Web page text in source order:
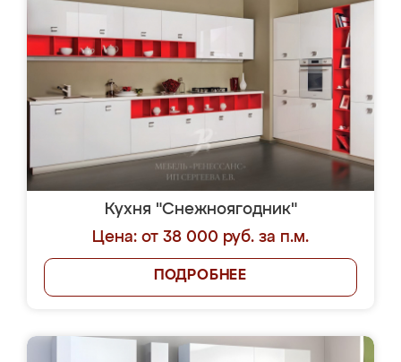
Кухня "Снежноягодник"
Цена: от 38 000 руб. за п.м.
ПОДРОБНЕЕ